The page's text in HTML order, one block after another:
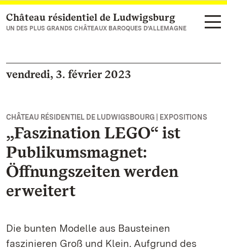
Vers la page d’accueil
Château résidentiel de Ludwigsburg
UN DES PLUS GRANDS CHÂTEAUX BAROQUES D’ALLEMAGNE
vendredi, 3. février 2023
CHÂTEAU RÉSIDENTIEL DE LUDWIGSBOURG | EXPOSITIONS
„Faszination LEGO“ ist
Publikumsmagnet:
Öffnungszeiten werden
erweitert
Die bunten Modelle aus Bausteinen
faszinieren Groß und Klein. Aufgrund des